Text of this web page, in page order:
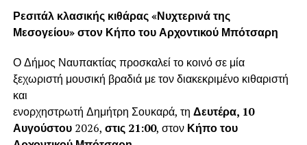
Ρεσιτάλ κλασικής κιθάρας «Νυχτερινά της
Μεσογείου» στον Κήπο του Αρχοντικού Μπότσαρη
Ο Δήμος Ναυπακτίας προσκαλεί το κοινό σε μία
ξεχωριστή μουσική βραδιά με τον διακεκριμένο κιθαριστή
και
ενορχηστρωτή Δημήτρη Σουκαρά, τη Δευτέρα, 10
Αυγούστου2026, στις 21:00, στον Κήπο του